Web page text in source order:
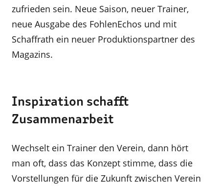
zufrieden sein. Neue Saison, neuer Trainer,
neue Ausgabe des FohlenEchos und mit
Schaffrath ein neuer Produktionspartner des
Magazins.
Inspiration schafft
Zusammenarbeit
Wechselt ein Trainer den Verein, dann hört
man oft, dass das Konzept stimme, dass die
Vorstellungen für die Zukunft zwischen Verein